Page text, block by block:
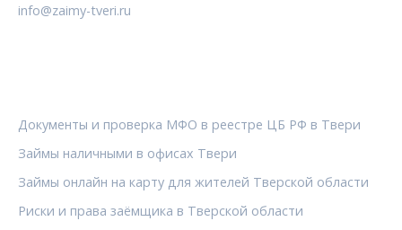
info@zaimy-tveri.ru
Документы и проверка МФО в реестре ЦБ РФ в Твери
Займы наличными в офисах Твери
Займы онлайн на карту для жителей Тверской области
Риски и права заёмщика в Тверской области